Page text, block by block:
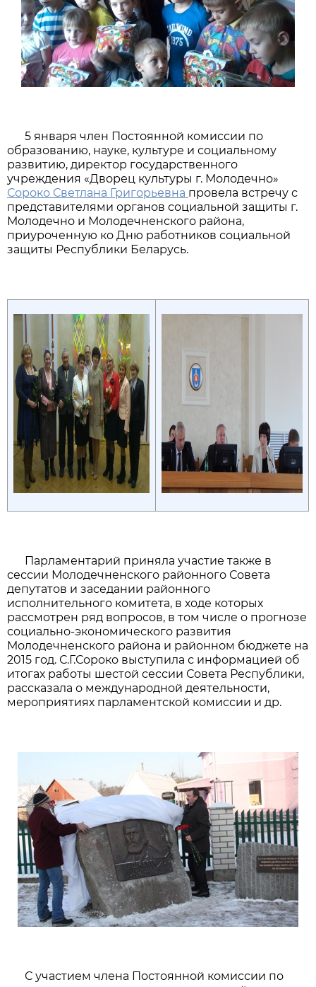
5 января член Постоянной комиссии по
образованию, науке, культуре и социальному
развитию, директор государственного
учреждения «Дворец культуры г. Молодечно»
Сороко Светлана Григорьевна провела встречу с
представителями органов социальной защиты г.
Молодечно и Молодечненского района,
приуроченную ко Дню работников социальной
защиты Республики Беларусь.
Парламентарий приняла участие также в
сессии Молодечненского районного Совета
депутатов и заседании районного
исполнительного комитета, в ходе которых
рассмотрен ряд вопросов, в том числе о прогнозе
социально-экономического развития
Молодечненского района и районном бюджете на
2015 год. С.Г.Сороко выступила с информацией об
итогах работы шестой сессии Совета Республики,
рассказала о международной деятельности,
мероприятиях парламентской комиссии и др.
С участием члена Постоянной комиссии по